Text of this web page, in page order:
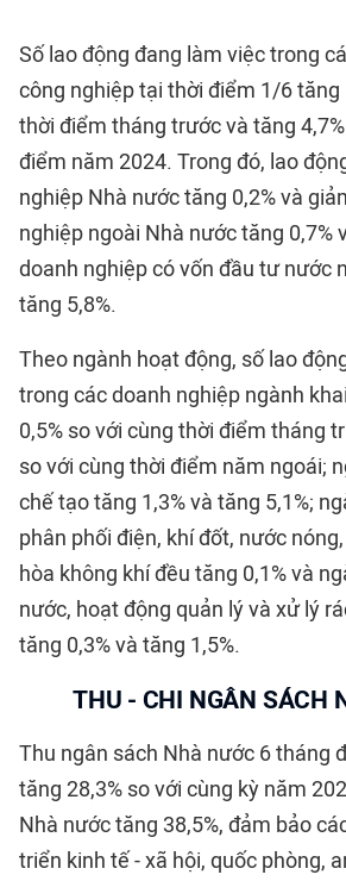
Số lao động đang làm việc trong
công nghiệp tại thời điểm 1/6 tăng
thời điểm tháng trước và tăng
điểm năm 2024. Trong đó, lao
nghiệp Nhà nước tăng 0,2% và
nghiệp ngoài Nhà nước tăng 0,7%
doanh nghiệp có vốn đầu tư nước
tăng 5,8%.
Theo ngành hoạt động, số lao
trong các doanh nghiệp ngành
0,5% so với cùng thời điểm tháng
so với cùng thời điểm năm ngoái;
chế tạo tăng 1,3% và tăng 5,1%;
phân phối điện, khí đốt, nước
hòa không khí đều tăng 0,1% và
nước, hoạt động quản lý và xử lý
tăng 0,3% và tăng 1,5%.
THU - CHI NGÂN SÁCH
Thu ngân sách Nhà nước 6 tháng
tăng 28,3% so với cùng kỳ năm
Nhà nước tăng 38,5%, đảm bảo
triển kinh tế - xã hội, quốc phòng,